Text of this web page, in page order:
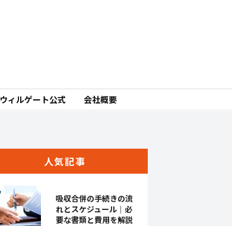
ウィルゲート公式 会社概要
人気記事
吸収合併の手続きの流
れとスケジュール｜必
要な書類と費用を解説